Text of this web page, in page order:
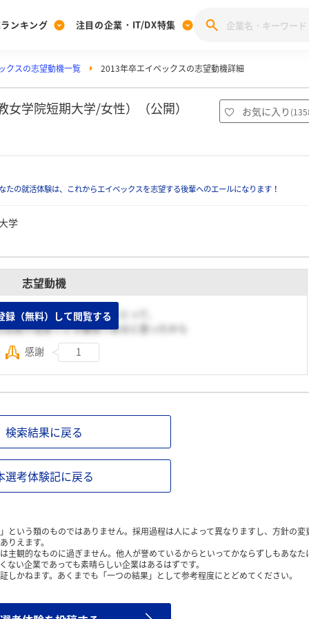
[27卒] 本選考体験記投稿キャンペーン
ンキング
みんなのDX企業就職ブランド調査
みん
注目の企業・IT/DX特集
28
クスの志望動機一覧 2013年卒エイベックスの志望動機詳細
学院短期大学/女性）（公開） お気に入り (
の就活体験は、これからエイベックスを志望する後輩へのエールになります！
学
志望動機
することが大好きな私にとって、
身が成長できる職場であると思ったから
録（無料）して閲覧する
感謝 1
検索結果に戻る
選考体験記に戻る
という類のものではありません。採用過程は人によって異なりますし、方針の変
りえます。
主観的なものに過ぎません。他人が誉めているからといってかならずしもあなた
い企業であっても素晴らしい企業はあるはずです。
かねます。あくまでも「一つの結果」として参考程度にとどめてください。